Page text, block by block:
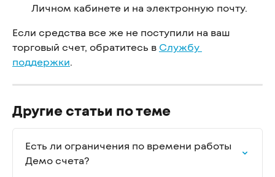
Личном кабинете и на электронную почту.
Если средства все же не поступили на ваш
торговый счет, обратитесь в Службу
поддержки.
Другие статьи по теме
Есть ли ограничения по времени работы
Демо счета?